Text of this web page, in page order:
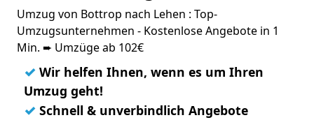
Umzug von Bottrop nach Lehen : Top-
Umzugsunternehmen - Kostenlose Angebote in 1
Min. ➨ Umzüge ab 102€
✓ Wir helfen Ihnen, wenn es um Ihren
Umzug geht!
✓ Schnell & unverbindlich Angebote